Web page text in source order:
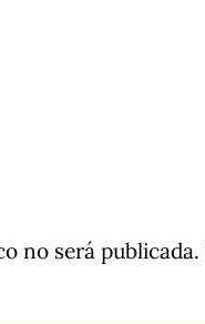
no será publicada.